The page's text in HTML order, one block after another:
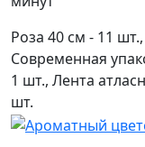
Роза 40 см - 11 шт.,
Современная
1 шт., Лента
шт.